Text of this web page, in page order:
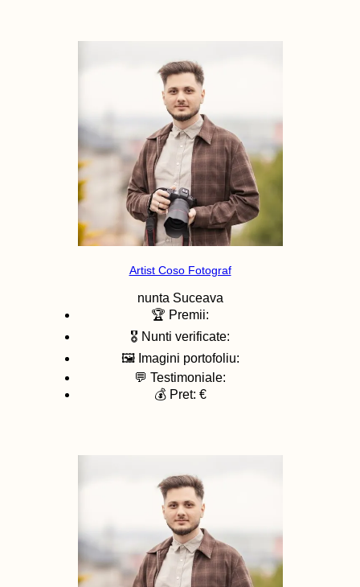
Artist Coso Fotograf
nunta Suceava
🏆 Premii:
🎖️ Nunti verificate:
🖼️ Imagini portofoliu:
💬 Testimoniale:
💰 Pret: €